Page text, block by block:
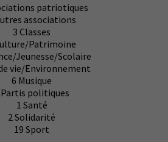
patriotiques
associations
3 Classes
Patrimoine
Jeunesse/Scolaire
vie/Environnement
6 Musique
Partis politiques
1 Santé
2 Solidarité
19 Sport